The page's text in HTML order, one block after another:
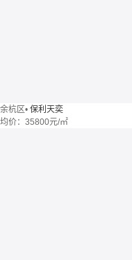
余杭区• 保利天奕
均价： 35800元/㎡